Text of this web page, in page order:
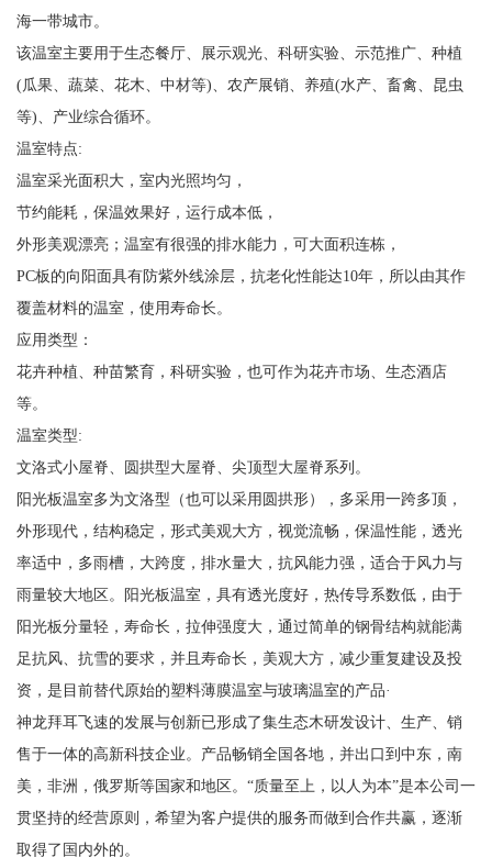
海一带城市。
该温室主要用于生态餐厅、展示观光、科研实验、示范推广、种植
(瓜果、蔬菜、花木、中材等)、农产展销、养殖(水产、畜禽、昆虫
等)、产业综合循环。
温室特点:
温室采光面积大，室内光照均匀，
节约能耗，保温效果好，运行成本低，
外形美观漂亮；温室有很强的排水能力，可大面积连栋，
PC板的向阳面具有防紫外线涂层，抗老化性能达10年，所以由其作
覆盖材料的温室，使用寿命长。
应用类型：
花卉种植、种苗繁育，科研实验，也可作为花卉市场、生态酒店
等。
温室类型:
文洛式小屋脊、圆拱型大屋脊、尖顶型大屋脊系列。
阳光板温室多为文洛型（也可以采用圆拱形），多采用一跨多顶，
外形现代，结构稳定，形式美观大方，视觉流畅，保温性能，透光
率适中，多雨槽，大跨度，排水量大，抗风能力强，适合于风力与
雨量较大地区。阳光板温室，具有透光度好，热传导系数低，由于
阳光板分量轻，寿命长，拉伸强度大，通过简单的钢骨结构就能满
足抗风、抗雪的要求，并且寿命长，美观大方，减少重复建设及投
资，是目前替代原始的塑料薄膜温室与玻璃温室的产品·
神龙拜耳飞速的发展与创新已形成了集生态木研发设计、生产、销
售于一体的高新科技企业。产品畅销全国各地，并出口到中东，南
美，非洲，俄罗斯等国家和地区。“质量至上，以人为本”是本公司一
贯坚持的经营原则，希望为客户提供的服务而做到合作共赢，逐渐
取得了国内外的。